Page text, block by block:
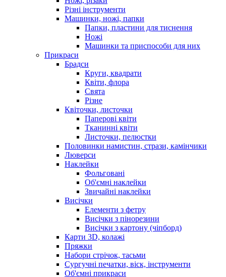
Різні інструменти
Машинки, ножі, папки
Папки, пластини для тиснення
Ножі
Машинки та приспособи для них
Прикраси
Брадси
Круги, квадрати
Квіти, флора
Свята
Різне
Квіточки, листочки
Паперові квіти
Тканинні квіти
Листочки, пелюстки
Половинки намистин, стрази, камінчики
Люверси
Наклейки
Фольговані
Об'ємні наклейки
Звичайні наклейки
Висічки
Елементи з фетру
Висічки з пінорезини
Висічки з картону (чіпборд)
Карти 3D, колажі
Пряжки
Набори стрічок, тасьми
Сургучні печатки, віск, інструменти
Об'ємні прикраси